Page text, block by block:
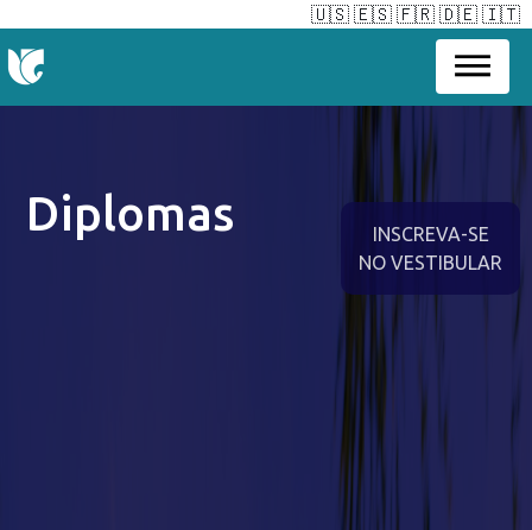
INSCREVA-SE
NO VESTIBULAR
🇺🇸 🇪🇸 🇫🇷 🇩🇪 🇮🇹
Diplomas